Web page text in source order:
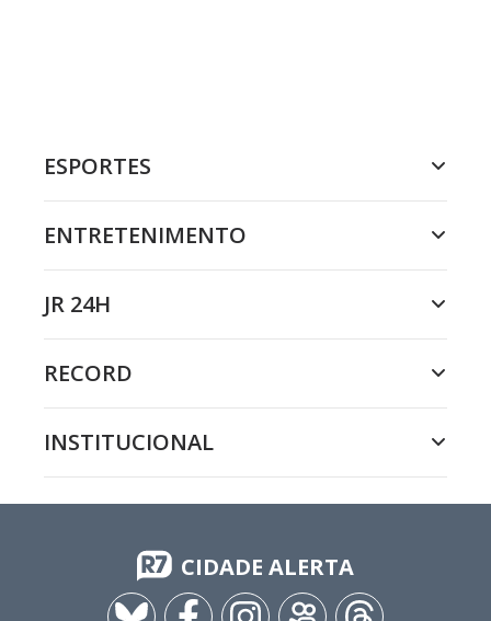
ESPORTES
ENTRETENIMENTO
JR 24H
RECORD
INSTITUCIONAL
CIDADE ALERTA